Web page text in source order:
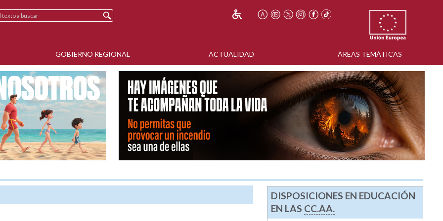
GOBIERNO REGIONAL ACTUALIDAD ÁREAS TEMÁTICAS
DISPOSICIONES EN EDUCACIÓN
EN LAS CC.AA.